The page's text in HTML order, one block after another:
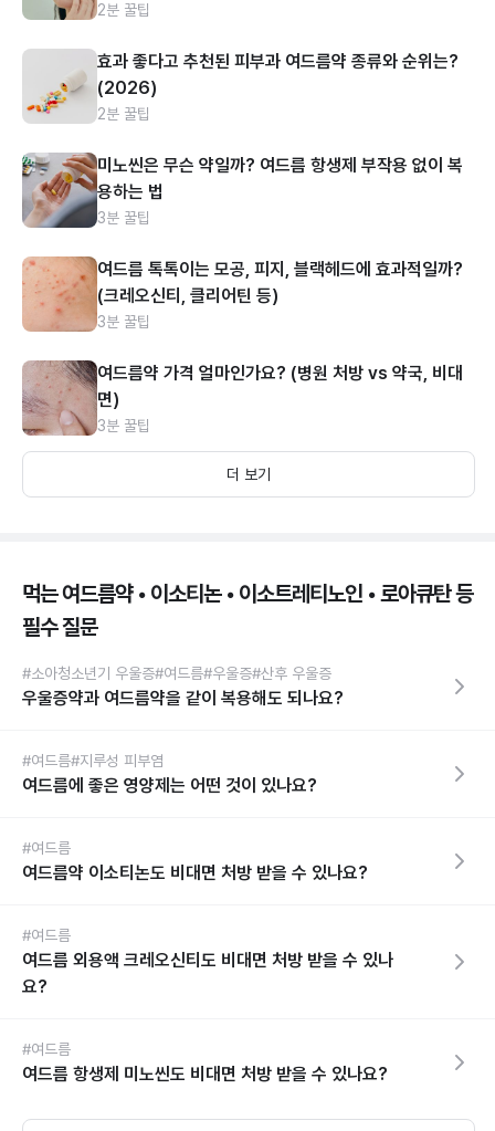
2분 꿀팁
효과 좋다고 추천된 피부과 여드름약 종류와 순위는?
(2026)
2분 꿀팁
미노씬은 무슨 약일까? 여드름 항생제 부작용 없이 복
용하는 법
3분 꿀팁
여드름 톡톡이는 모공, 피지, 블랙헤드에 효과적일까?
(크레오신티, 클리어틴 등)
3분 꿀팁
여드름약 가격 얼마인가요? (병원 처방 vs 약국, 비대
면)
3분 꿀팁
더 보기
먹는 여드름약 • 이소티논 • 이소트레티노인 • 로아큐탄 등
필수 질문
#소아청소년기 우울증#여드름#우울증#산후 우울증
우울증약과 여드름약을 같이 복용해도 되나요?
#여드름#지루성 피부염
여드름에 좋은 영양제는 어떤 것이 있나요?
#여드름
여드름약 이소티논도 비대면 처방 받을 수 있나요?
#여드름
여드름 외용액 크레오신티도 비대면 처방 받을 수 있나
요?
#여드름
여드름 항생제 미노씬도 비대면 처방 받을 수 있나요?